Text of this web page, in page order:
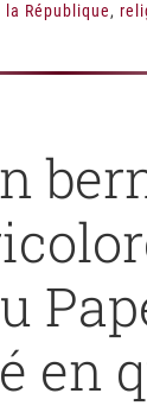
République,
en